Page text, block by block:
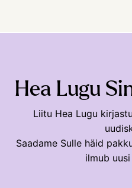
Hea Lugu
Liitu Hea Lugu
Saadame Sulle häid
ilmub